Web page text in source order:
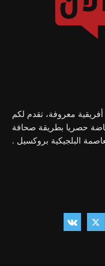
معروفة، تقدم لكم
حصريا بطريقة صحافة
البلجيكية بروكسيل .